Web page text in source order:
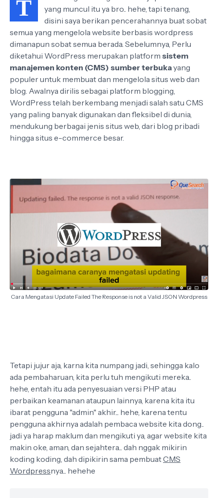
T
yang muncul itu ya bro.. hehe, tapi tenang,
disini saya berikan pencerahannya buat sobat
semua yang mengelola website berbasis wordpress
dimanapun sobat semua berada. Sebelumnya, Perlu
diketahui WordPress merupakan platform sistem
manajemen konten (CMS) sumber terbukayang
populer untuk membuat dan mengelola situs web dan
blog. Awalnya dirilis sebagai platform blogging,
WordPress telah berkembang menjadi salah satu CMS
yang paling banyak digunakan dan fleksibel di dunia,
mendukung berbagai jenis situs web, dari blog pribadi
hingga situs e-commerce besar.
Cara Mengatasi Update Failed The Response is not a Valid JSON Wordpress
Tetapi jujur aja, karna kita numpang jadi, sehingga kalo
ada pembaharuan, kita perlu tuh mengikuti mereka..
hehe, entah itu ada penyesuaian versi PHP atau
perbaikan keamanan ataupun lainnya, karena kita itu
ibarat pengguna "admin" akhir... hehe, karena tentu
pengguna akhirnya adalah pembaca website kita dong..
jadi ya harap maklum dan mengikuti ya, agar website kita
makin oke, aman, dan sejahtera... dah nggak mikirin
koding koding, dah dipikirin sama pembuatCMS
Wordpressnya... hehehe